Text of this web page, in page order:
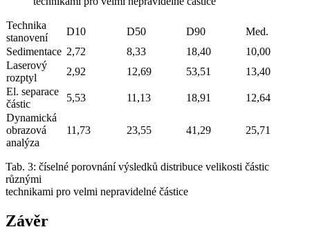
Technika
stanovení
D10 D50 D90
Med.
Sedimentace 2,72 8,33 18,40
10,00
Laserový
rozptyl
2,92 12,69 53,51
13,40
El. separace
částic
5,53 11,13 18,91
12,64
Dynamická
obrazová
analýza
11,73 23,55 41,29 25,71
Tab. 3: číselné porovnání výsledků distribuce velikosti částic
různými
technikami pro velmi nepravidelné částice
Závěr